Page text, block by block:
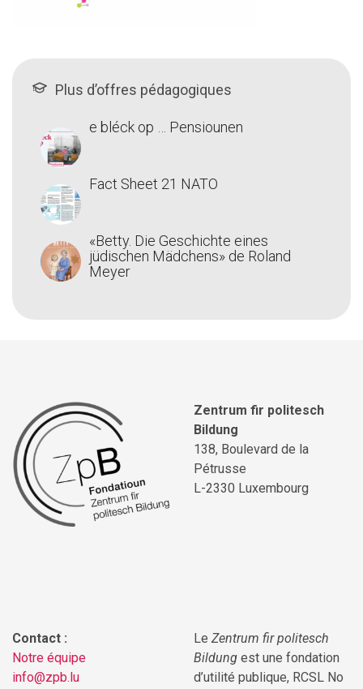
Plus d’offres pédagogiques
e bléck op … Pensiounen
Fact Sheet 21 NATO
«Betty. Die Geschichte eines
jüdischen Mädchens» de Roland
Meyer
Zentrum fir politesch
Bildung
138, Boulevard de la
Pétrusse
L-2330 Luxembourg
Contact :
Notre équipe
info@zpb.lu
Le Zentrum fir politesch
Bildung est une fondation
d’utilité publique, RCSL No